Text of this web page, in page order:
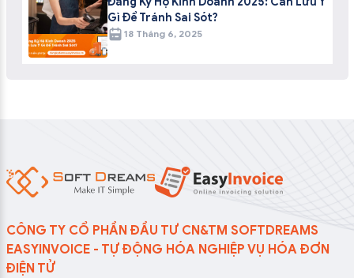
Gì Để Tránh Sai Sót?
18 Tháng 6, 2025
CÔNG TY CỔ PHẦN ĐẦU TƯ CN&TM SOFTDREAMS
EASYINVOICE - TỰ ĐỘNG HÓA NGHIỆP VỤ HÓA ĐƠN
ĐIỆN TỬ